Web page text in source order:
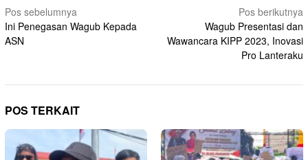
Navigasi
pos
Pos sebelumnya
Ini Penegasan Wagub Kepada
ASN
Pos berikutnya
Wagub Presentasi dan
Wawancara KIPP 2023, Inovasi
Pro Lanteraku
POS TERKAIT